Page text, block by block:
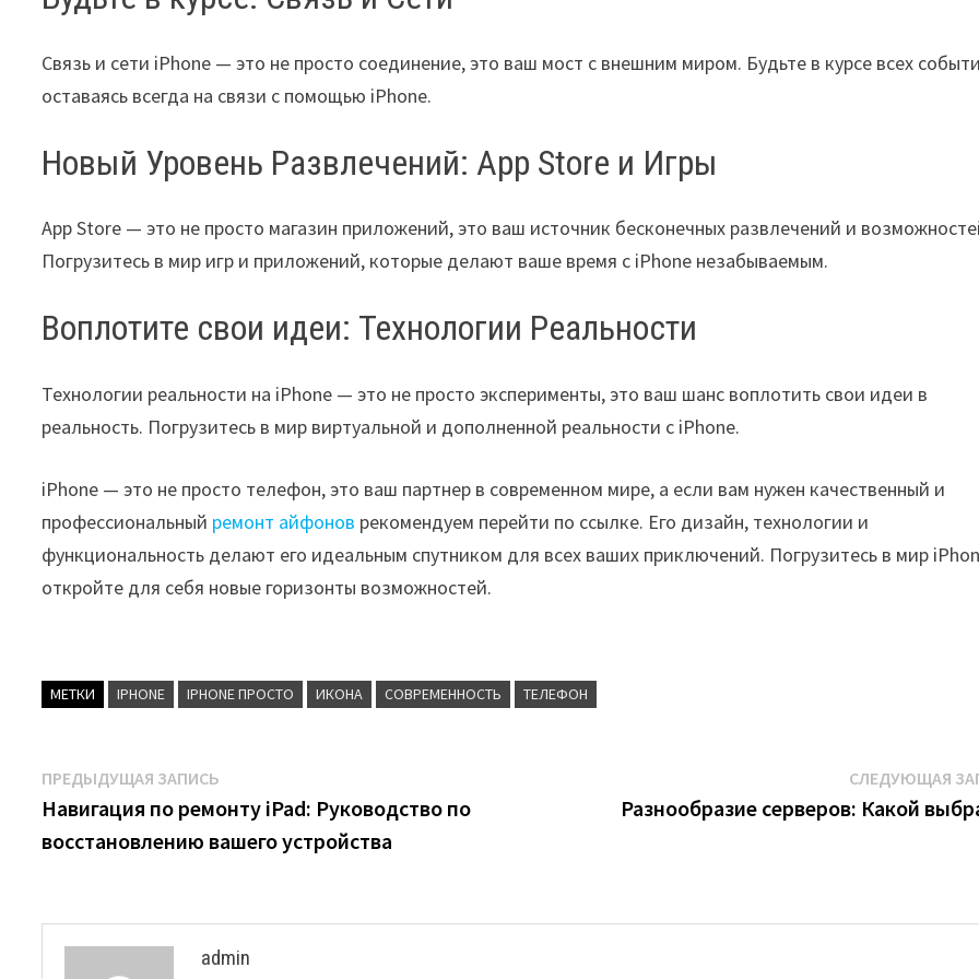
Связь и сети iPhone — это не просто соединение, это ваш мост с внешним миром. Будьте в курсе всех
оставаясь всегда на связи с помощью iPhone.
Новый Уровень Развлечений: App Store и Игры
App Store — это не просто магазин приложений, это ваш источник бесконечных развлечений и
Погрузитесь в мир игр и приложений, которые делают ваше время с iPhone незабываемым.
Воплотите свои идеи: Технологии Реальности
Технологии реальности на iPhone — это не просто эксперименты, это ваш шанс воплотить свои идеи в
реальность. Погрузитесь в мир виртуальной и дополненной реальности с iPhone.
iPhone — это не просто телефон, это ваш партнер в современном мире, а если вам нужен качественный и
профессиональный ремонт айфонов рекомендуем перейти по ссылке. Его дизайн, технологии и
функциональность делают его идеальным спутником для всех ваших приключений. Погрузитесь в мир
откройте для себя новые горизонты возможностей.
МЕТКИ IPHONE IPHONE ПРОСТО ИКОНА СОВРЕМЕННОСТЬ ТЕЛЕФОН
Навигация
по
ПРЕДЫДУЩАЯ ЗАПИСЬ
запись:
Навигация по ремонту iPad: Руководство по
восстановлению вашего устройства
СЛЕДУЮЩАЯ
Разнообразие серверов: Какой
admin